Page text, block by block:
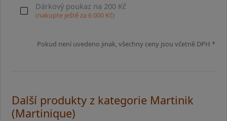
Dárkový poukaz na 200 Kč
(nakupte ještě za 6 000Kč)
Pokud není uvedeno jinak, všechny ceny jsou včetně DPH *
Další produkty z kategorie Martinik
(Martinique)